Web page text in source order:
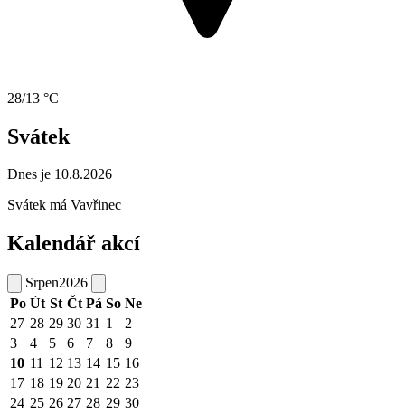
28/13 °C
Svátek
Dnes je 10.8.2026
Svátek má Vavřinec
Kalendář akcí
Srpen2026
Po Út St Čt Pá So Ne
27 28 29 30 31 1
2
3
4 5 6 7 8
9
10 11 12 13 14 15 16
17 18 19 20 21 22 23
24 25 26 27 28 29 30